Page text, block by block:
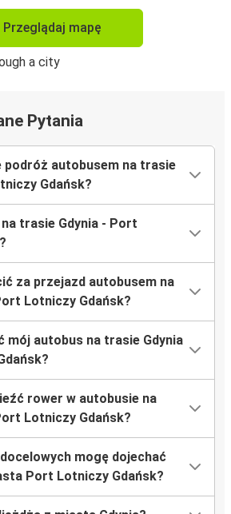
Przeglądaj mapę
Pytania
podróż autobusem na trasie
Gdańsk?
trasie Gdynia - Port
za przejazd autobusem na
Lotniczy Gdańsk?
mój autobus na trasie Gdynia
rower w autobusie na
Lotniczy Gdańsk?
mogę dojechać
Port Lotniczy Gdańsk?